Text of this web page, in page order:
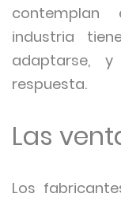
contemplan
industria
adaptarse,
respuesta.
Las
Los